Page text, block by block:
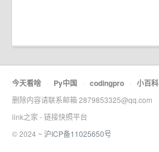
今天看啥 · Py中国 · codingpro · 小百科
删除内容请联系邮箱 2879853325@qq.com
link之家 - 链接快照平台
© 2024 ~ 沪ICP备11025650号